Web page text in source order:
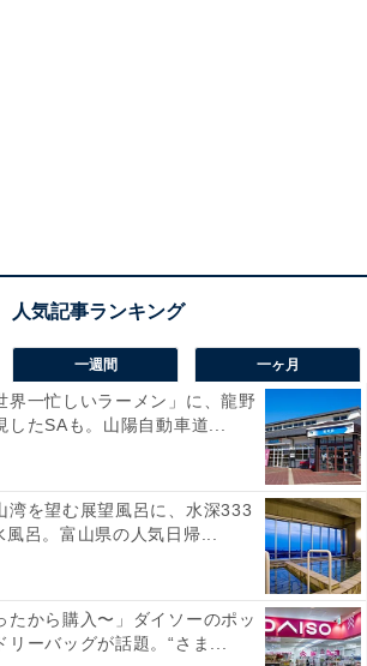
一週間 一ヶ月
界一忙しいラーメン」に、龍野
したSAも。山陽自動車道...
湾を望む展望風呂に、水深333
呂。富山県の人気日帰...
たから購入〜」ダイソーのポッ
リーバッグが話題。“さま...